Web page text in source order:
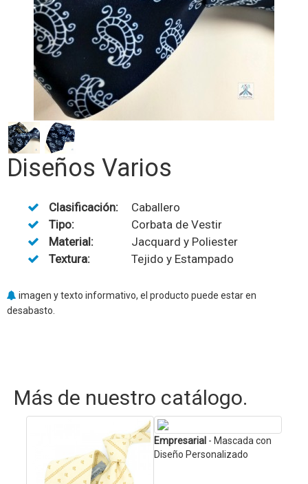
Diseños Varios
Clasificación:
Caballero
Tipo:
Corbata de Vestir
Material:
Jacquard y Poliester
Textura:
Tejido y Estampado
imagen y texto informativo, el producto puede estar en
desabasto.
Más de nuestro catálogo.
Empresarial - Mascada con
Diseño Personalizado